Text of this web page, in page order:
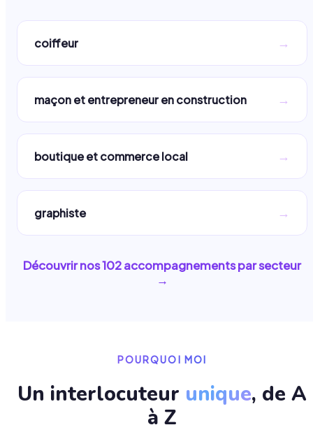
coiffeur →
maçon et entrepreneur en construction →
boutique et commerce local →
graphiste →
Découvrir nos102accompagnements par secteur
→
POURQUOI MOI
Un interlocuteur unique, de A
à Z